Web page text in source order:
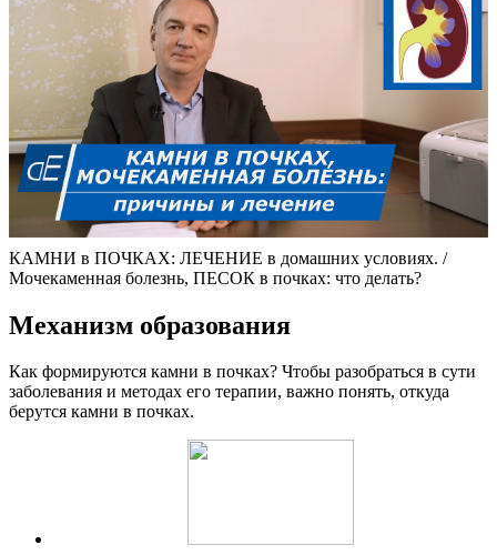
КАМНИ в ПОЧКАХ: ЛЕЧЕНИЕ в домашних условиях. /
Мочекаменная болезнь, ПЕСОК в почках: что делать?
Механизм образования
Как формируются камни в почках? Чтобы разобраться в сути
заболевания и методах его терапии, важно понять, откуда
берутся камни в почках.